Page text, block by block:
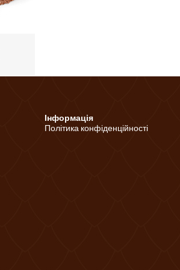
Інформація
Політика конфіденційності